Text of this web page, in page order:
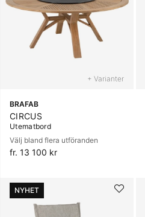
+ Varianter
BRAFAB
CIRCUS
Utematbord
Välj bland flera utföranden
fr. 13 100 kr
NYHET